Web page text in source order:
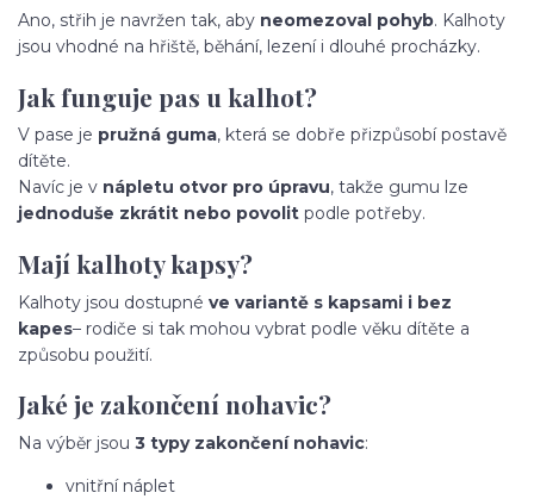
Ano, střih je navržen tak, aby neomezoval pohyb. Kalhoty
jsou vhodné na hřiště, běhání, lezení i dlouhé procházky.
Jak funguje pas u kalhot?
V pase je pružná guma, která se dobře přizpůsobí postavě
dítěte.
Navíc je v nápletu otvor pro úpravu, takže gumu lze
jednoduše zkrátit nebo povolit podle potřeby.
Mají kalhoty kapsy?
Kalhoty jsou dostupné ve variantě s kapsami i bez
kapes– rodiče si tak mohou vybrat podle věku dítěte a
způsobu použití.
Jaké je zakončení nohavic?
Na výběr jsou 3 typy zakončení nohavic:
vnitřní náplet